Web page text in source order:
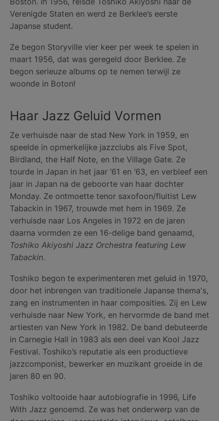
Verenigde Staten en werd ze Berklee’s eerste
Japanse student.
Ze begon Storyville vier keer per week te spelen in
maart 1956, dat was geregeld door Berklee. Ze
begon serieuze albums op te nemen terwijl ze
woonde in Boton!
Haar Jazz Geluid Vormen
Ze verhuisde naar de stad New York in 1959, en
speelde in opmerkelijke jazzclubs als Five Spot,
Birdland, the Half Note, en the Village Gate. Ze
tourde in Japan in het jaar ‘61 en ‘63, en verbleef een
jaar in Japan na de geboorte van haar dochter
Monday. Ze ontmoette tenor saxofoon/fluitist Lew
Tabackin in 1967, trouwde met hem in 1969. Ze
verhuisde naar Los Angeles in 1972 en de jaren
daarna vormden ze een 16-delige band genaamd,
Toshiko Akiyoshi Jazz Orchestra featuring Lew
Tabackin.
Toshiko begon te experimenteren met geluid in 1970,
door het inbrengen van traditionele Japanse thema's,
zang en instrumenten in haar composities. Zij en Lew
verhuisde naar New York, en hervormde de band met
artiesten van New York in 1982. De band debuteerde
in Carnegie Hall in 1983 als een deel van Kool Jazz
Festival. Toshiko’s reputatie als een productieve
jazzcomponist, bewerker en muzikant groeide in de
jaren 80 en 90.
Toshiko voltooide haar autobiografie in 1996, Life
With Jazz genoemd. Ze was het onderwerp van de